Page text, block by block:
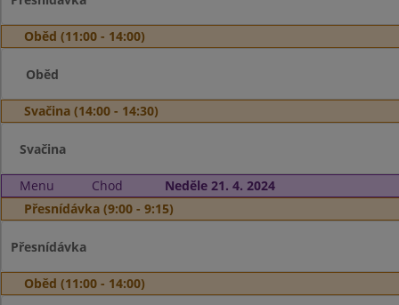
Oběd (11:00 - 14:00)
Oběd
Svačina (14:00 - 14:30)
Svačina
Menu Chod
Neděle 21. 4. 2024
Přesnídávka (9:00 - 9:15)
Přesnídávka
Oběd (11:00 - 14:00)